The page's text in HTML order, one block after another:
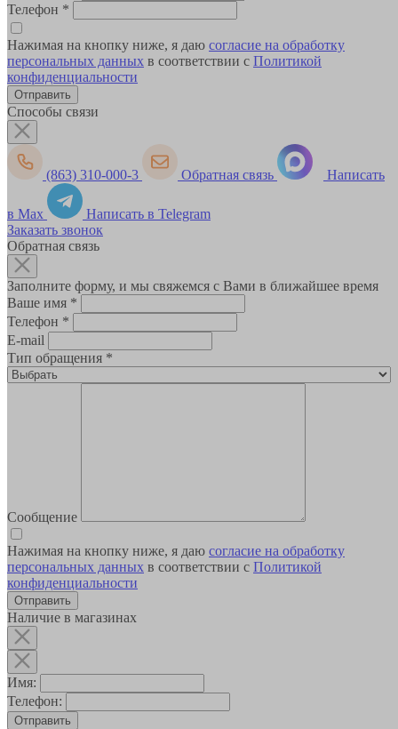
Телефон *
Нажимая на кнопку ниже, я даю согласие на обработку
персональных данных в соответствии с Политикой
конфиденциальности
Способы связи
(863) 310-000-3 Обратная связь Написать
в Max
Написать в Telegram
Заказать звонок
Обратная связь
Заполните форму, и мы свяжемся с Вами в ближайшее время
Ваше имя *
Телефон *
E-mail
Тип обращения *
Сообщение
Нажимая на кнопку ниже, я даю согласие на обработку
персональных данных в соответствии с Политикой
конфиденциальности
Наличие в магазинах
Имя:
Телефон:
Отправить